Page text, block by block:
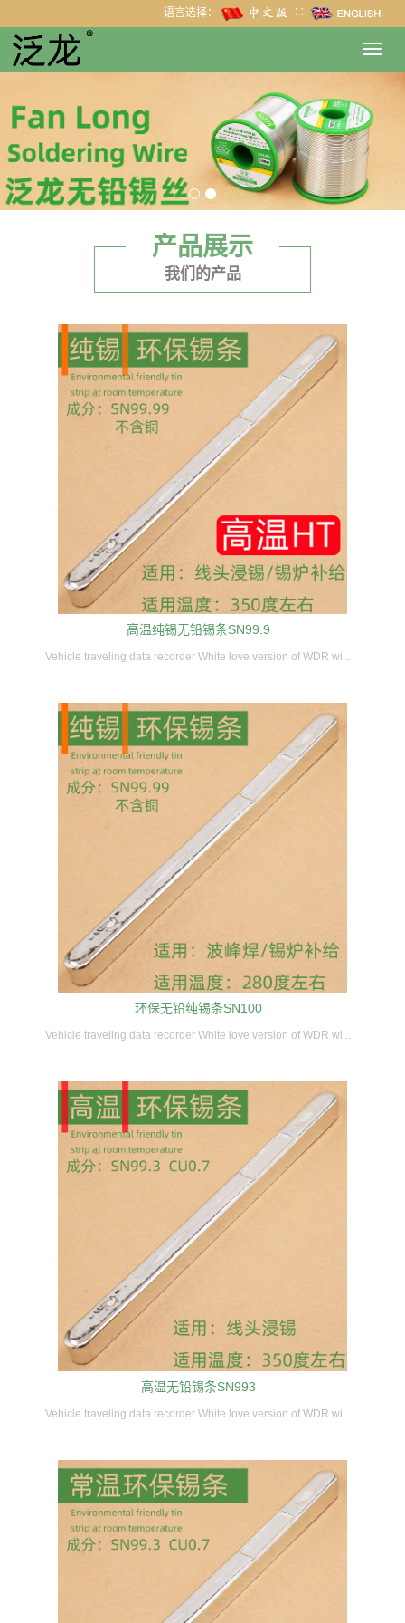
语言选择： ∷
产品展示
我们的产品
高温纯锡无铅锡条SN99.9
Vehicle traveling data recorder White love version of WDR wi...
环保无铅纯锡条SN100
Vehicle traveling data recorder White love version of WDR wi...
高温无铅锡条SN993
Vehicle traveling data recorder White love version of WDR wi...